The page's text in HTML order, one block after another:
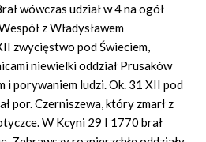
wówczas udział w 4 na ogół
z Władysławem
zwycięstwo pod Świeciem,
niewielki oddział Prusaków
i porywaniem ludzi. Ok. 31 XII pod
por. Czerniszewa, który zmarł z
W Kcyni 29 I 1770 brał